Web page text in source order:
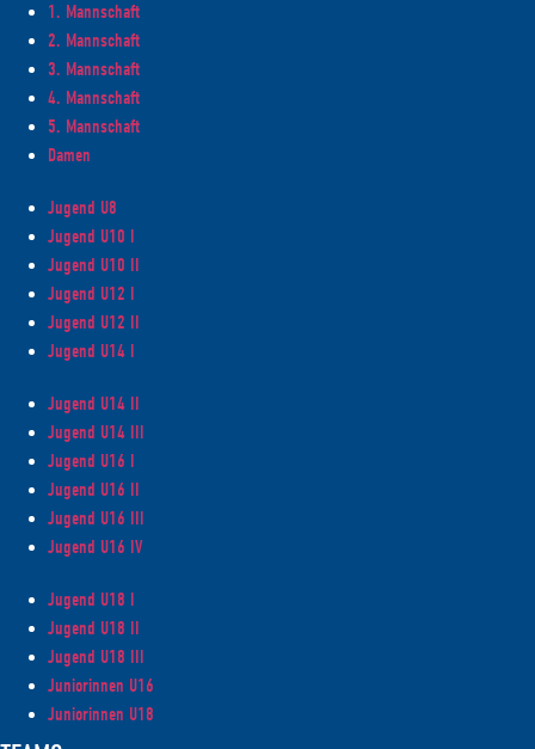
1. Mannschaft
2. Mannschaft
3. Mannschaft
4. Mannschaft
5. Mannschaft
Damen
Jugend U8
Jugend U10 I
Jugend U10 II
Jugend U12 I
Jugend U12 II
Jugend U14 I
Jugend U14 II
Jugend U14 III
Jugend U16 I
Jugend U16 II
Jugend U16 III
Jugend U16 IV
Jugend U18 I
Jugend U18 II
Jugend U18 III
Juniorinnen U16
Juniorinnen U18